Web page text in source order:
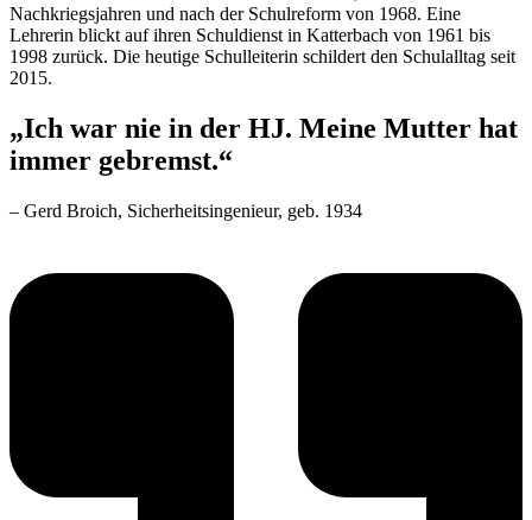
Nachkriegsjahren und nach der Schulreform von 1968. Eine
Lehrerin blickt auf ihren Schuldienst in Katterbach von 1961 bis
1998 zurück. Die heutige Schulleiterin schildert den Schulalltag seit
2015.
„Ich war nie in der HJ. Meine Mutter hat
immer gebremst.“
– Gerd Broich, Sicherheitsingenieur, geb. 1934